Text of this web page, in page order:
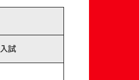
試